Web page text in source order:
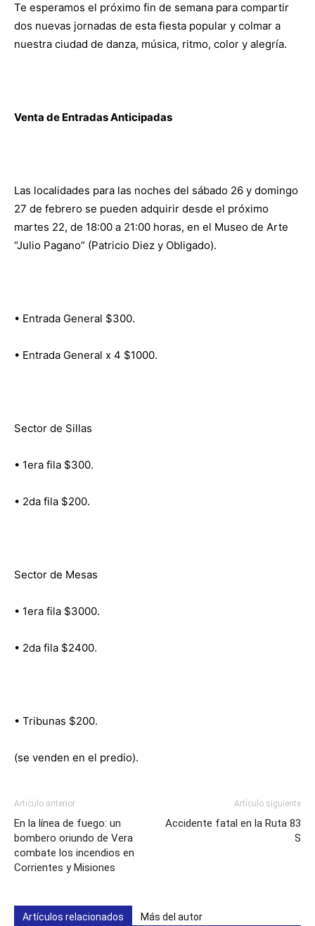
Te esperamos el próximo fin de semana para compartir
dos nuevas jornadas de esta fiesta popular y colmar a
nuestra ciudad de danza, música, ritmo, color y alegría.
Venta de Entradas Anticipadas
Las localidades para las noches del sábado 26 y domingo
27 de febrero se pueden adquirir desde el próximo
martes 22, de 18:00 a 21:00 horas, en el Museo de Arte
“Julio Pagano” (Patricio Diez y Obligado).
• Entrada General $300.
• Entrada General x 4 $1000.
Sector de Sillas
• 1era fila $300.
• 2da fila $200.
Sector de Mesas
• 1era fila $3000.
• 2da fila $2400.
• Tribunas $200.
(se venden en el predio).
Artículo anterior
En la línea de fuego: un
bombero oriundo de Vera
combate los incendios en
Corrientes y Misiones
Artículo siguiente
Accidente fatal en la Ruta 83
S
Artículos relacionados Más del autor